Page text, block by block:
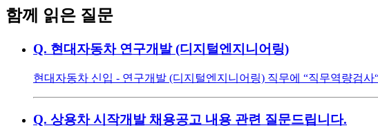
함께 읽은 질문
Q. 현대자동차 연구개발 (디지털엔지니어링)
현대자동차 신입 - 연구개발 (디지털엔지니어링) 직무에 “직무역량검
Q. 상용차 시작개발 채용공고 내용 관련 질문드립니다.